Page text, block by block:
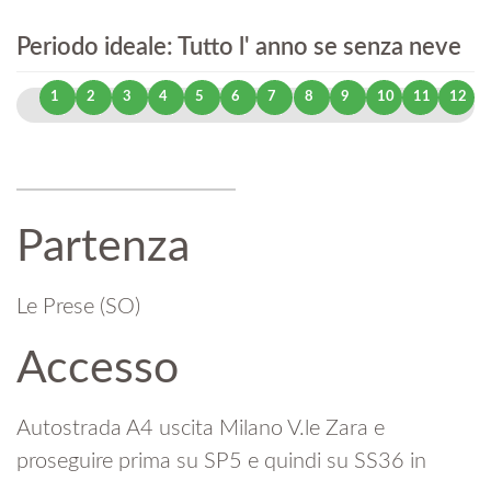
Periodo ideale: Tutto l' anno se senza neve
1 2 3 4 5 6 7 8 9 10 11 12
Partenza
Le Prese (SO)
Accesso
Autostrada A4 uscita Milano V.le Zara e
proseguire prima su SP5 e quindi su SS36 in